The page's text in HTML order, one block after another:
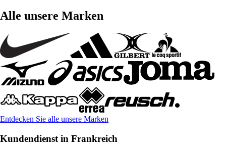
Alle unsere Marken
Entdecken Sie alle unsere Marken
Kundendienst in Frankreich